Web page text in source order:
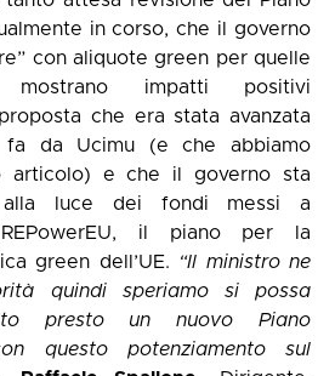
in corso, che il governo
con aliquote green per quelle
impatti positivi
che era stata avanzata
fa da Ucimu (e che abbiamo
articolo) e che il governo sta
alla luce dei fondi messi a
il piano per la
green dell’UE.
“Il ministro ne
quindi speriamo si possa
presto un nuovo Piano
questo potenziamento sul